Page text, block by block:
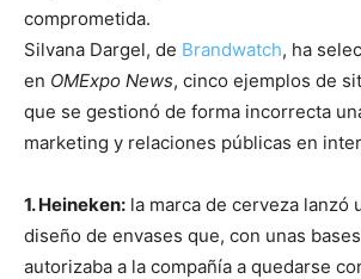
comprometida.
Silvana Dargel, de Brandwatch, ha
en OMExpo News, cinco ejemplos de
que se gestionó de forma incorrecta
marketing y relaciones públicas en
1. Heineken: la marca de cerveza lanzó
diseño de envases que, con unas
autorizaba a la compañía a quedarse